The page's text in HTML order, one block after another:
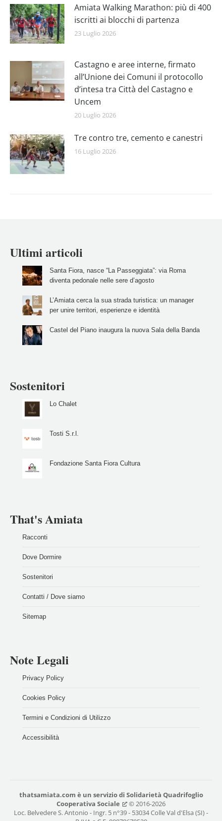
Amiata Walking Marathon: più di 400
iscritti ai blocchi di partenza
23 Luglio 2026
Castagno e aree interne, firmato
all’Unione dei Comuni il protocollo
d’intesa tra Città del Castagno e
Uncem
20 Luglio 2026
Tre contro tre, cemento e canestri
16 Luglio 2026
Ultimi articoli
Santa Fiora, nasce “La Passeggiata”: via Roma
diventa pedonale nelle sere d’agosto
L’Amiata cerca la sua strada turistica: un manager
per unire territori, esperienze e identità
Castel del Piano inaugura la nuova Sala della Banda
Sostenitori
Lo Chalet
Tosti S.r.l.
Fondazione Santa Fiora Cultura
That's Amiata
Racconti
Dove Dormire
Sostenitori
Contatti / Dove siamo
Sitemap
Note Legali
Privacy Policy
Cookies Policy
Termini e Condizioni di Utilizzo
Accessibilità
thatsamiata.com è un servizio di Solidarietà Quadrifoglio
Cooperativa Sociale
© 2016-2026
Loc. Belvedere S. Antonio - Ingr. 5 n°39 - 53034 Colle Val d'Elsa (SI) -